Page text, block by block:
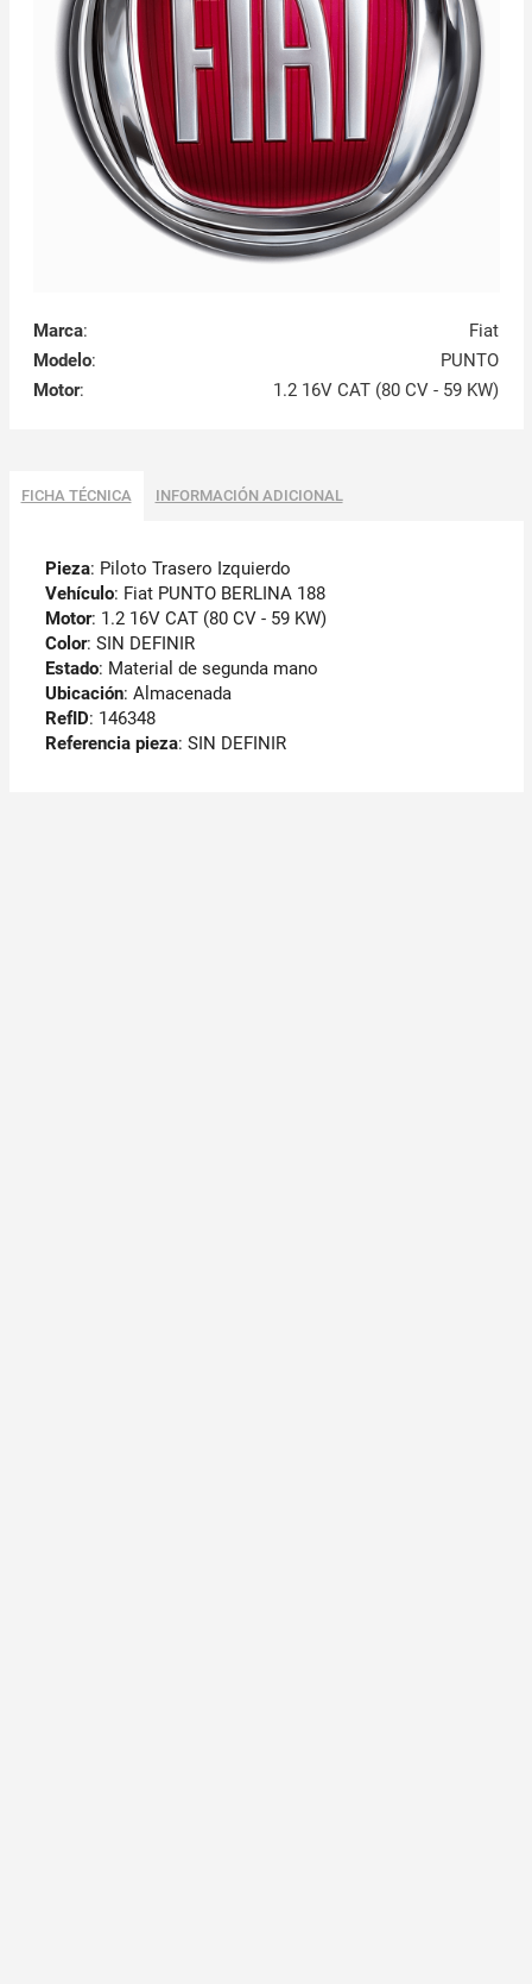
Marca:
Fiat
Modelo:
PUNTO
Motor: 1.2 16V CAT (80 CV - 59 KW)
FICHA TÉCNICA INFORMACIÓN ADICIONAL
Pieza: Piloto Trasero Izquierdo
Vehículo: Fiat PUNTO BERLINA 188
Motor: 1.2 16V CAT (80 CV - 59 KW)
Color: SIN DEFINIR
Estado: Material de segunda mano
Ubicación: Almacenada
RefID: 146348
Referencia pieza: SIN DEFINIR